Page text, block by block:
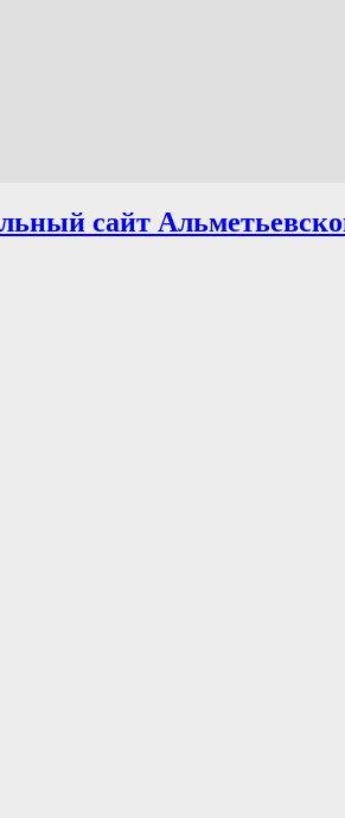
сайт